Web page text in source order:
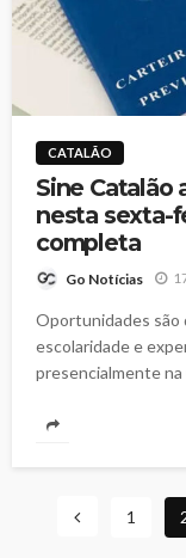
CATALÃO
Sine Catalão
nesta sexta-
completa
Go Notícias
Oportunidades são
escolaridade e
presencialmente na
1